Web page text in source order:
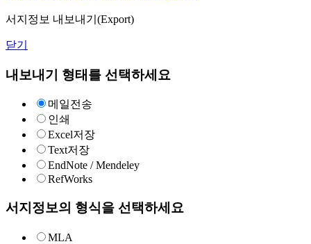
서지정보 내보내기(Export)
닫기
내보내기 형태를 선택하세요
메일전송
인쇄
Excel저장
Text저장
EndNote / Mendeley
RefWorks
서지정보의 형식을 선택하세요
MLA